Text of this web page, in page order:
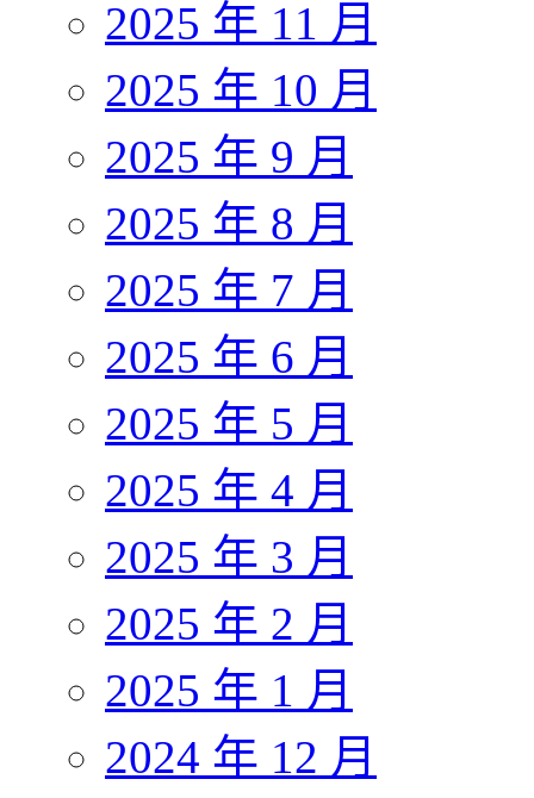
2025 年 11 月
2025 年 10 月
2025 年 9 月
2025 年 8 月
2025 年 7 月
2025 年 6 月
2025 年 5 月
2025 年 4 月
2025 年 3 月
2025 年 2 月
2025 年 1 月
2024 年 12 月